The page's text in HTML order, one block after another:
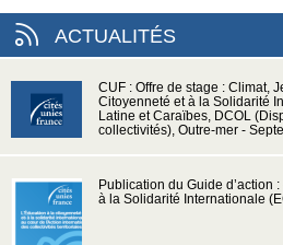
ACTUALITÉS
CUF : Offre de stage : Climat,
Citoyenneté et à la Solidarité
Latine et Caraïbes, DCOL
collectivités), Outre-mer -
Publication du Guide d’action
à la Solidarité Internationale